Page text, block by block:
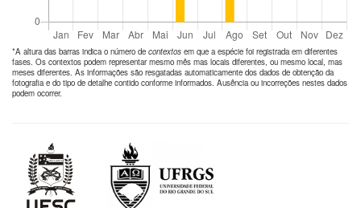
*A altura das barras indica o número de contextos em que a espécie foi registrada em diferentes
fases. Os contextos podem representar mesmo mês mas locais diferentes, ou mesmo local, mas
meses diferentes. As informações são resgatadas automaticamente dos dados de obtenção da
fotografia e do tipo de detalhe contido conforme informados. Ausência ou incorreções nestes dados
podem ocorrer.